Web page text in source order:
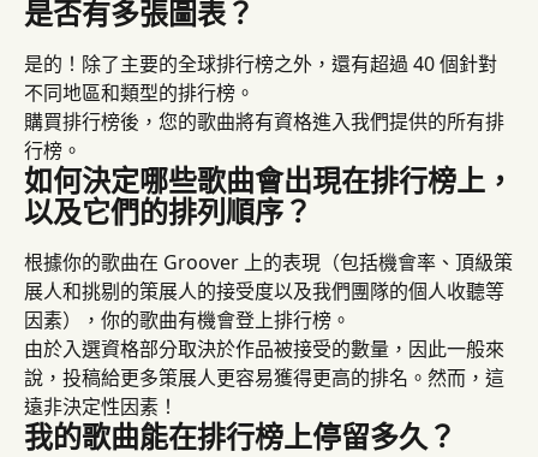
是否有多張圖表？
是的！除了主要的全球排行榜之外，還有超過 40 個針對
不同地區和類型的排行榜。
購買排行榜後，您的歌曲將有資格進入我們提供的所有排
行榜。
如何決定哪些歌曲會出現在排行榜上，
以及它們的排列順序？
根據你的歌曲在 Groover 上的表現（包括機會率、頂級策
展人和挑剔的策展人的接受度以及我們團隊的個人收聽等
因素），你的歌曲有機會登上排行榜。
由於入選資格部分取決於作品被接受的數量，因此一般來
說，投稿給更多策展人更容易獲得更高的排名。然而，這
遠非決定性因素！
我的歌曲能在排行榜上停留多久？